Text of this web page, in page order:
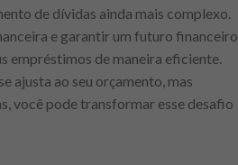
de dívidas ainda mais complexo.
e garantir um futuro financeiro
empréstimos de maneira eficiente.
ajusta ao seu orçamento, mas
você pode transformar esse desafio